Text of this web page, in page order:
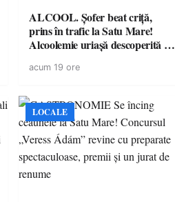
ALCOOL. Șofer beat criță,
prins în trafic la Satu Mare!
Alcoolemie uriașă descoperită de
acum 19 ore
LOCALE